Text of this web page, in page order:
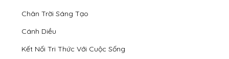
Chân Trời Sáng Tạo
Cánh Diều
Kết Nối Tri Thức Với Cuộc Sống